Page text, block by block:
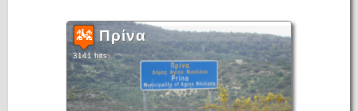
Πρίνα
3141 hits